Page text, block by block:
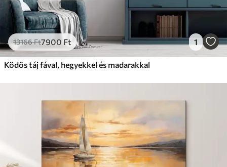
Eco-Prémium
Tól12405Ft
✓Élénk, gazdag színek
✓Fakulásálló
Környezetbarát anyag
13166Ft7900 Ft 1
Ködös táj fával, hegyekkel és madarakkal